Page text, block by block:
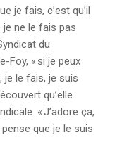
je fais, c’est qu’il
je ne le fais pas
du
Foy, « si je peux
je le fais, je suis
qu’elle
« J’adore ça,
pense que je le suis